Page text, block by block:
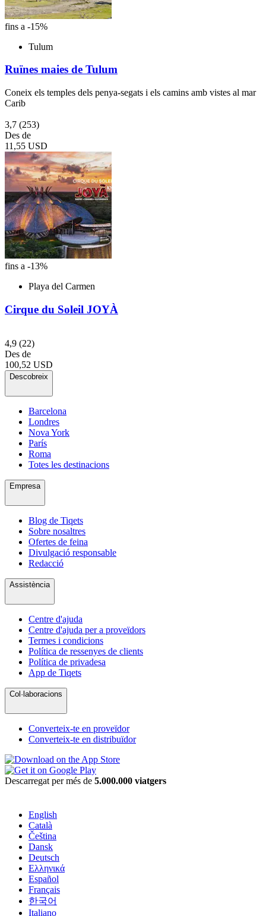
fins a -15%
Tulum
Ruïnes maies de Tulum
Coneix els temples dels penya-segats i els camins amb vistes al mar
Carib
3,7 (253)
Des de
11,55 USD
fins a -13%
Playa del Carmen
Cirque du Soleil JOYÀ
4,9 (22)
Des de
100,52 USD
Descobreix
Barcelona
Londres
Nova York
París
Roma
Totes les destinacions
Empresa
Blog de Tiqets
Sobre nosaltres
Ofertes de feina
Divulgació responsable
Redacció
Assistència
Centre d'ajuda
Centre d'ajuda per a proveïdors
Termes i condicions
Política de ressenyes de clients
Política de privadesa
App de Tiqets
Col·laboracions
Converteix-te en proveïdor
Converteix-te en distribuïdor
Descarregat per més de 5.000.000 viatgers
English
Català
Čeština
Dansk
Deutsch
Ελληνικά
Español
Français
한국어
Italiano